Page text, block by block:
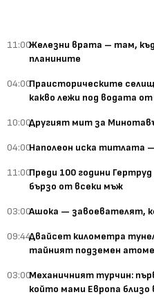
11:00Железни врата – там,
планините
04:00Праисторическите
какво лежи под водата
10:00Другият мит за
04:00Наполеон иска титлата
11:00Преди 100 години
бързо от всеки мъж
03:00Ашока — завоевателят,
09:44Двайсет километра
тайният подземен
03:00Механичният турчин:
който мами Европа близо